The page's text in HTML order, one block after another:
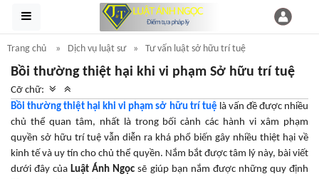
Trang chủ Dịch vụ luật sư Tư vấn luật sở hữu trí tuệ
Bồi thường thiệt hại khi vi phạm Sở hữu trí tuệ
Cỡ chữ:
Bồi thường thiệt hại khi vi phạm sở hữu trí tuệ là vấn đề được nhiều
chủ thể quan tâm, nhất là trong bối cảnh các hành vi xâm phạm
quyền sở hữu trí tuệ vẫn diễn ra khá phổ biến gây nhiều thiệt hại về
kinh tế và uy tín cho chủ thể quyền. Nắm bắt được tâm lý này, bài viết
dưới đây củaLuật Ánh Ngọc sẽ giúp bạn nắm được những quy định